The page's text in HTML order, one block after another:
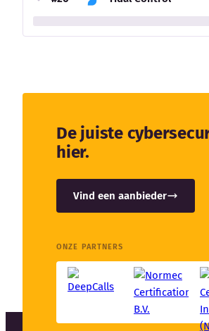
De juiste
hier.
Vind een aanbieder
ONZE PARTNERS